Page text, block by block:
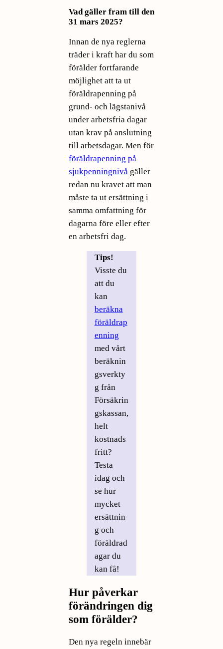
Vad gäller fram till den
31 mars 2025?
Innan de nya reglerna
träder i kraft har du som
förälder fortfarande
möjlighet att ta ut
föräldrapenning på
grund- och lägstanivå
under arbetsfria dagar
utan krav på anslutning
till arbetsdagar. Men för
föräldrapenning på
sjukpenningnivå gäller
redan nu kravet att man
måste ta ut ersättning i
samma omfattning för
dagarna före eller efter
en arbetsfri dag.
Tips!
Visste du
att du
kan
beräkna
föräldrap
enning
med vårt
beräknin
gsverkty
g från
Försäkrin
gskassan,
helt
kostnads
fritt?
Testa
idag och
se hur
mycket
ersättnin
g och
föräldrad
agar du
kan få!
Hur påverkar
förändringen dig
som förälder?
Den nya regeln innebär